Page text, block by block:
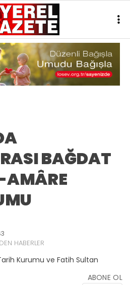
BAĞDAT
AMÂRE
HABERLER
ABONE OL